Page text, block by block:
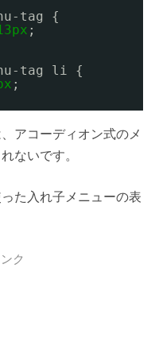
tag {
;
tag li {
;
アコーディオン式のメ
ないです。
た入れ子メニューの表
ク